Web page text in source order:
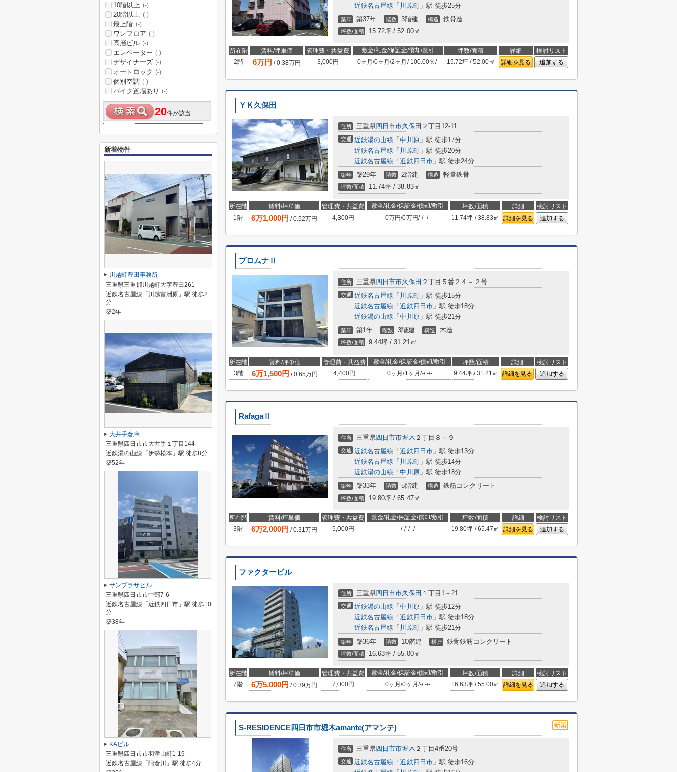
近鉄名古屋線 「 川原町 」駅 徒歩25分
築年 築37年 階数 3階建 構造 鉄骨造
坪数/面積 15.72坪 / 52.00㎡
所在階 賃料/坪単価 管理費・共益費 敷金/礼金/保証金/償却/敷引 坪数/面積 詳細
検討リスト
2階
6万円 /0.38万円 3,000円 0ヶ月 /0ヶ月 /2ヶ月 / 100.00％/- 15.72坪 / 52.00㎡ 詳細を見る 追加する
ＹＫ久保田
住所 三重県四日市市久保田 ２丁目12-11
交通 近鉄湯の山線 「 中川原 」駅 徒歩17分
近鉄名古屋線 「 川原町 」駅 徒歩20分
近鉄名古屋線 「 近鉄四日市 」駅 徒歩24分
築年 築29年 階数 2階建 構造 軽量鉄骨
坪数/面積 11.74坪 / 38.83㎡
所在階 賃料/坪単価 管理費・共益費 敷金/礼金/保証金/償却/敷引 坪数/面積 詳細
検討リスト
1階
6万1,000円 /0.52万円 4,300円 0万円/0万円/-/-/- 11.74坪 / 38.83㎡ 詳細を見る 追加する
プロムナⅡ
住所 三重県四日市市久保田 ２丁目５番２４－２号
交通 近鉄名古屋線 「 川原町 」駅 徒歩15分
近鉄名古屋線 「 近鉄四日市 」駅 徒歩18分
近鉄湯の山線 「 中川原 」駅 徒歩21分
築年 築1年 階数 3階建 構造 木造
坪数/面積 9.44坪 / 31.21㎡
所在階 賃料/坪単価 管理費・共益費 敷金/礼金/保証金/償却/敷引 坪数/面積 詳細
検討リスト
3階
6万1,500円 /0.65万円 4,400円 0ヶ月 /1ヶ月 /-/-/- 9.44坪 / 31.21㎡ 詳細を見る 追加する
RafagaⅡ
住所 三重県四日市市堀木 ２丁目８－９
交通 近鉄名古屋線 「 近鉄四日市 」駅 徒歩13分
近鉄名古屋線 「 川原町 」駅 徒歩14分
近鉄湯の山線 「 中川原 」駅 徒歩18分
築年 築33年 階数 5階建 構造 鉄筋コンクリート
坪数/面積 19.80坪 / 65.47㎡
所在階 賃料/坪単価 管理費・共益費 敷金/礼金/保証金/償却/敷引 坪数/面積 詳細
検討リスト
3階
6万2,000円 /0.31万円 5,000円 -/-/-/-/- 19.80坪 / 65.47㎡ 詳細を見る 追加する
ファクタービル
住所 三重県四日市市久保田 １丁目1－21
交通 近鉄湯の山線 「 中川原 」駅 徒歩12分
近鉄名古屋線 「 近鉄四日市 」駅 徒歩18分
近鉄名古屋線 「 川原町 」駅 徒歩21分
築年 築36年 階数 10階建 構造 鉄骨鉄筋コンクリート
坪数/面積 16.63坪 / 55.00㎡
所在階 賃料/坪単価 管理費・共益費 敷金/礼金/保証金/償却/敷引 坪数/面積 詳細
検討リスト
7階
6万5,000円 /0.39万円 7,000円 0ヶ月 /0ヶ月 /-/-/- 16.63坪 / 55.00㎡ 詳細を見る 追加する
S-RESIDENCE四日市市堀木amante(アマンテ)
住所 三重県四日市市堀木 ２丁目4番20号
交通 近鉄名古屋線 「 近鉄四日市 」駅 徒歩16分
10階以上 (-)
20階以上 (-)
最上階 (-)
ワンフロア (-)
高層ビル (-)
エレベーター (-)
デザイナーズ (-)
オートロック (-)
個別空調 (-)
バイク置場あり (-)
20件が該当
新着物件
川越町豊田事務所
三重県三重郡川越町大字豊田261
近鉄名古屋線「川越富洲原」駅 徒歩2
分
築2年
大井手倉庫
三重県四日市市大井手１丁目144
近鉄湯の山線「伊勢松本」駅 徒歩8分
築52年
サンプラザビル
三重県四日市市中部7-6
近鉄名古屋線「近鉄四日市」駅 徒歩10
分
築38年
KAビル
三重県四日市市羽津山町1-19
近鉄名古屋線「阿倉川」駅 徒歩4分